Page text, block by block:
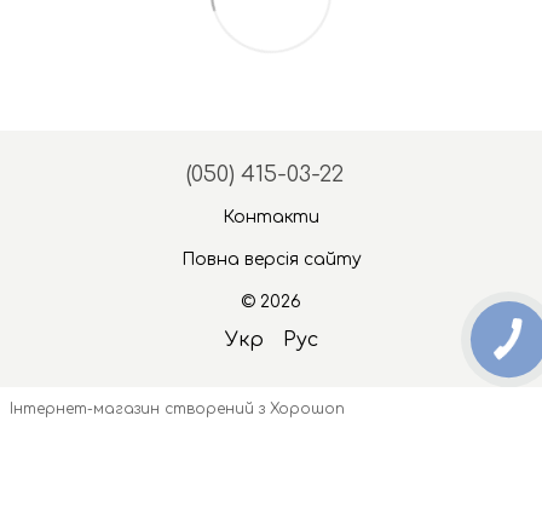
(050) 415-03-22
Контакти
Повна версія сайту
© 2026
Укр Рус
Інтернет-магазин створений з Хорошоп